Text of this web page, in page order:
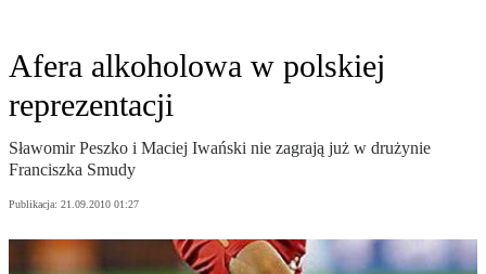
Afera alkoholowa w polskiej
reprezentacji
Sławomir Peszko i Maciej Iwański nie zagrają już w drużynie
Franciszka Smudy
Publikacja: 21.09.2010 01:27